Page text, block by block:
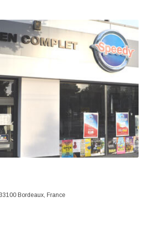
Bordeaux, France